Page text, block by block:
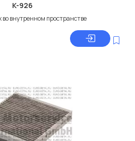
K-926
во внутренном пространстве